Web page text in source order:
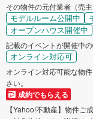
その物件の元付業者（売
モデルルーム公開中
オープンハウス開催中
記載のイベントが開催中の
オンライン対応可
オンライン対応可能な物
さい。
成約でもらえる
【Yahoo!不動産】物件ご